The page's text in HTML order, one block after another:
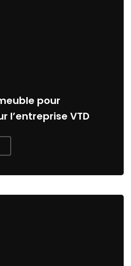
pour
l’entreprise VTD